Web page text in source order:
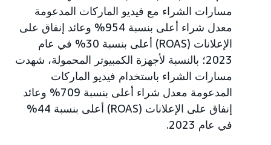
مسارات الشراء مع فيديو الماركات المدعومة
معدل شراء أعلى بنسبة 954% وعائد إنفاق على
الإعلانات (ROAS) أعلى بنسبة 30% في عام
2023؛ بالنسبة لأجهزة الكمبيوتر المحمولة، شهدت
مسارات الشراء باستخدام فيديو الماركات
المدعومة معدل شراء أعلى بنسبة 709% وعائد
إنفاق على الإعلانات (ROAS) أعلى بنسبة 44%
في عام 2023.